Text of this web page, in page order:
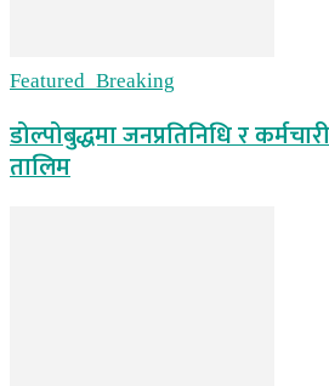
Featured_Breaking
डोल्पोबुद्धमा जनप्रतिनिधि र
तालिम